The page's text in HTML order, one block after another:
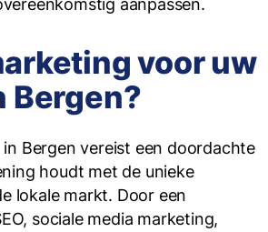
aanpassen.
voor uw
Bergen?
Bergen vereist een doordachte
houdt met de unieke
lokale markt. Door een
sociale media marketing,